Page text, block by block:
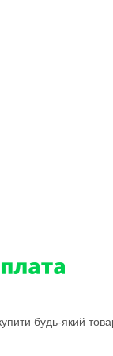
будь-який